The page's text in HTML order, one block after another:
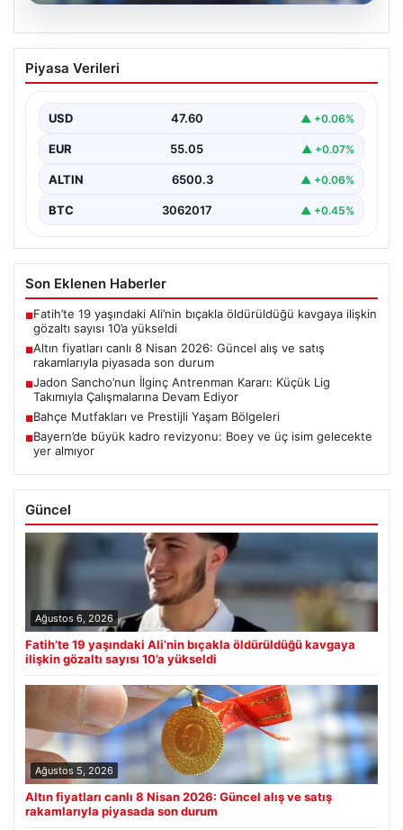
05.08.2026
Altın fiyatları canlı 8 Nisan 2026:
Güncel alış ve satış rakamlarıyla
Altın piyasası, son dönemlerde yaşanan jeopolitik
hareketli bir…
Piyasa Verileri
USD 47.60 ▲ +0.06%
EUR 55.05 ▲ +0.07%
ALTIN 6500.3 ▲ +0.06%
BTC 3062017 ▲ +0.45%
Son Eklenen Haberler
■Fatih’te 19 yaşındaki Ali’nin bıçakla öldürüldüğü kavgaya ilişkin
gözaltı sayısı 10’a yükseldi
■Altın fiyatları canlı 8 Nisan 2026: Güncel alış ve satış
rakamlarıyla piyasada son durum
■Jadon Sancho’nun İlginç Antrenman Kararı: Küçük Lig
Takımıyla Çalışmalarına Devam Ediyor
■Bahçe Mutfakları ve Prestijli Yaşam Bölgeleri
■Bayern’de büyük kadro revizyonu: Boey ve üç isim gelecekte
yer almıyor
Güncel
Ağustos 6, 2026
Fatih’te 19 yaşındaki Ali’nin bıçakla öldürüldüğü kavgaya
ilişkin gözaltı sayısı 10’a yükseldi
Ağustos 5, 2026
Altın fiyatları canlı 8 Nisan 2026: Güncel alış ve satış
rakamlarıyla piyasada son durum